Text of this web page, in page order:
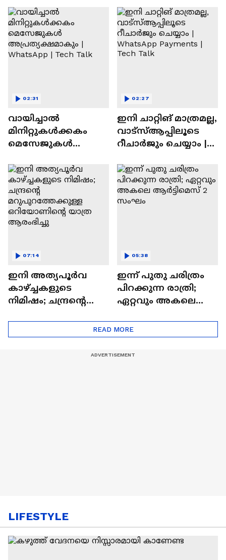
വായിച്ചാൽ
മിനിറ്റുകൾക്കകം
മെസേജുകള്‍
WhatsApp | Tech Talk
02:31
ഇനി ചാറ്റിങ് മാത്രമല്ല,
വാട്‌സ്‌ആപ്പിലൂടെ
റീചാർജും ചെയ്യാം |
Tech Talk
02:27
ഇനി അത്യപൂര്‍വ
കാഴ്ച്ചകളുടെ
നിമിഷം; ചന്ദ്രന്റെ
ഒറിയോണിന്റെ യാത്ര
ആരംഭിച്ചു
07:14
ഇന്ന് പുതു ചരിത്രം
പിറക്കുന്ന രാത്രി;
ഏറ്റവും അകലെ
05:38
READ MORE
LIFESTYLE